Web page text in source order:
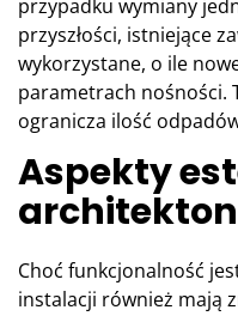
przypadku wymiany
przyszłości, istniejące
wykorzystane, o ile
parametrach nośności.
ogranicza ilość
Aspekty
Choć funkcjonalność
instalacji również mają